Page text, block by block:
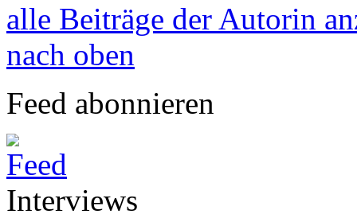
alle Beiträge der Autorin
nach oben
Feed abonnieren
Interviews